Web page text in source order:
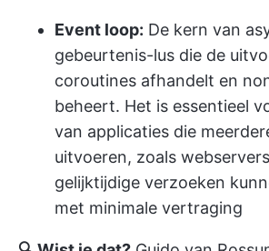
Event loop: De kern van
gebeurtenis-lus die de
coroutines afhandelt en
beheert. Het is essentieel
van applicaties die
uitvoeren, zoals
gelijktijdige verzoeken
met minimale vertraging